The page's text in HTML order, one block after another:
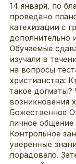
14 января, по
проведено
катехизации с
дополнительно
Обучаемые
изучали в
на вопросы
христианства:
такое
возникновения
Божественное
личное общение
Контрольное
уверенные
порадовало.